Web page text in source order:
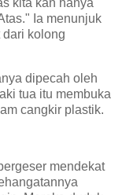
kita kan hanya
Ia menunjuk
dari kolong
dipecah oleh
tua itu membuka
cangkir plastik.
mendekat